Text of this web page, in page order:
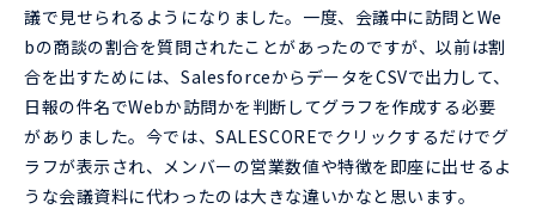
議で見せられるようになりました。一度、会議中に訪問とWe
bの商談の割合を質問されたことがあったのですが、以前は割
合を出すためには、SalesforceからデータをCSVで出力して、
日報の件名でWebか訪問かを判断してグラフを作成する必要
がありました。今では、SALESCOREでクリックするだけでグ
ラフが表示され、メンバーの営業数値や特徴を即座に出せるよ
うな会議資料に代わったのは大きな違いかなと思います。